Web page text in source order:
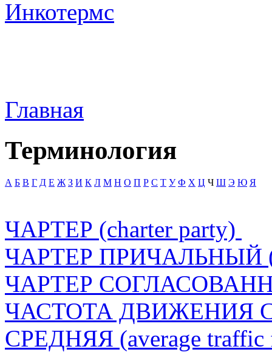
Инкотермс
Главная
Терминология
А Б В Г Д Е Ж З И К Л М Н О П Р С Т У Ф Х Ц Ч Ш Э Ю Я
ЧАРТЕР (charter party)
ЧАРТЕР ПРИЧАЛЬНЫЙ
ЧАРТЕР
ЧАСТОТА ДВИЖЕНИЯ
СРЕДНЯЯ (average traffic